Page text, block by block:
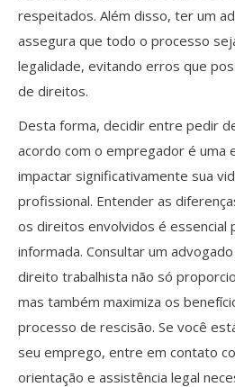
respeitados. Além disso, ter um
assegura que todo o processo
legalidade, evitando erros que
de direitos.
Desta forma, decidir entre pedir
acordo com o empregador é uma
impactar significativamente sua
profissional. Entender as
os direitos envolvidos é essencial
informada. Consultar um
direito trabalhista não só
mas também maximiza os
processo de rescisão. Se você
seu emprego, entre em contato
orientação e assistência legal